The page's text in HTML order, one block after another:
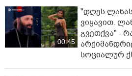
00:45
"დღეს
ვიყავით.
გვეთქვა" -
სოციალურ